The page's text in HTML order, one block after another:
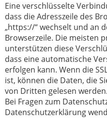
Eine verschlüsselte
dass die Adresszeile des
„https://“ wechselt und an
Browserzeile. Die meisten
unterstützen diese
dass eine automatische
erfolgen kann. Wenn die
ist, können die Daten, die
von Dritten gelesen werden.
Bei Fragen zum
Datenschutzerklärung